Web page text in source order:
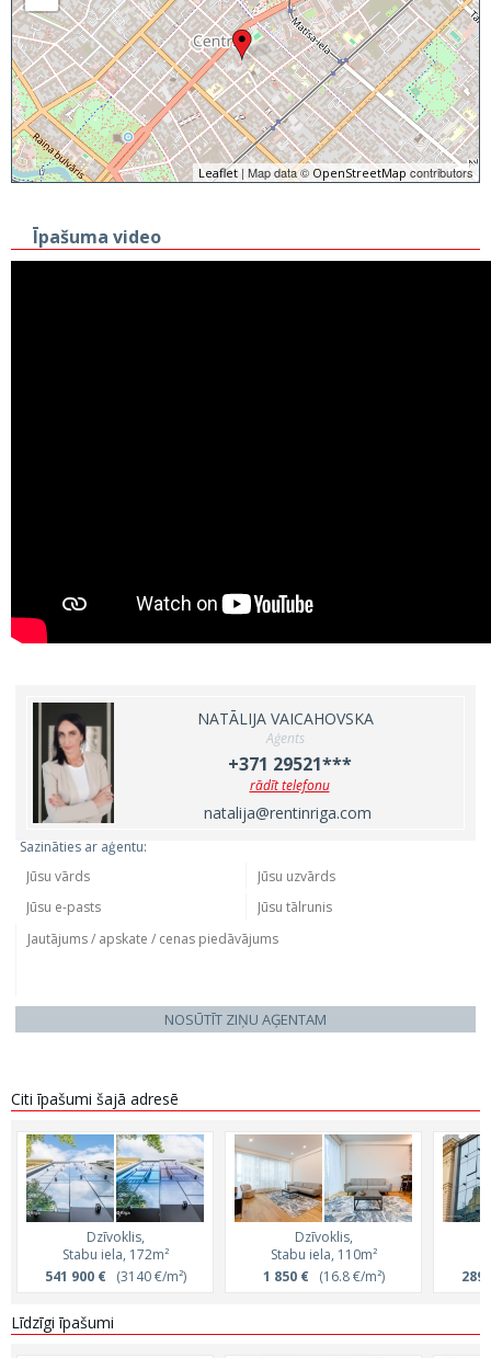
Leaflet| Map data © OpenStreetMap contributors
Īpašuma video
NATĀLIJA VAICAHOVSKA
Aģents
+371 29521***
rādīt telefonu
natalija@rentinriga.com
Sazināties ar aģentu:
NOSŪTĪT ZIŅU AĢENTAM
Citi īpašumi šajā adresē
Dzīvoklis,
Stabu iela, 172m²
541 900 €(3140 €/m²)
Dzīvoklis,
Stabu iela, 110m²
1 850 €(16.8 €/m²)
289
Līdzīgi īpašumi